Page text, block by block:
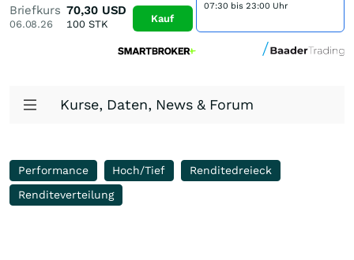
Briefkurs
06.08.26
70,30 USD
100STK Kauf
07:30 bis 23:00 Uhr
Kurse, Daten, News & Forum
Performance Hoch/Tief
Renditedreieck
Renditeverteilung